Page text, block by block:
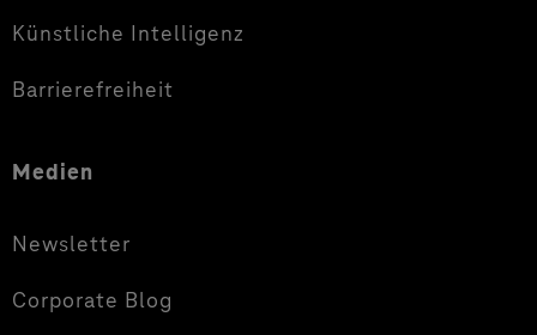
Künstliche Intelligenz
Barrierefreiheit
Medien
Newsletter
Corporate Blog